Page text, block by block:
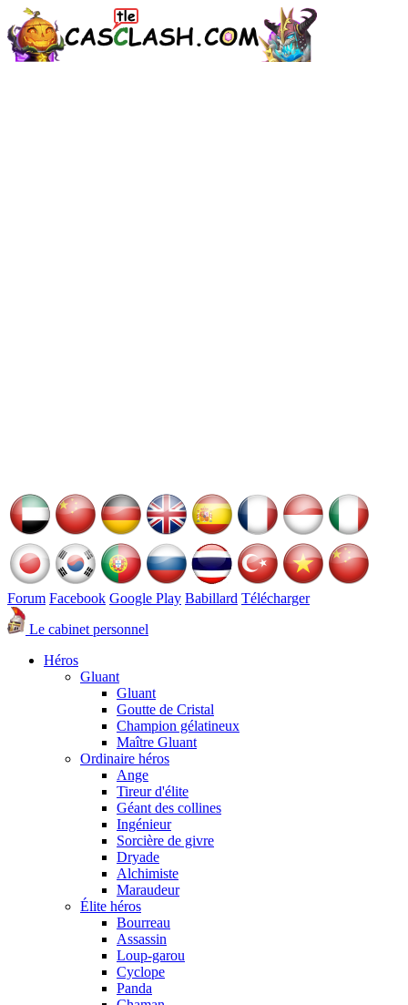
Forum Facebook Google Play Babillard Télécharger
Le cabinet personnel
Héros
Gluant
Gluant
Goutte de Cristal
Champion gélatineux
Maître Gluant
Ordinaire héros
Ange
Tireur d'élite
Géant des collines
Ingénieur
Sorcière de givre
Dryade
Alchimiste
Maraudeur
Élite héros
Bourreau
Assassin
Loup-garou
Cyclope
Panda